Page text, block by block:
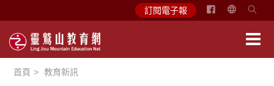
訂閱電子報
简
首頁 教育新訊